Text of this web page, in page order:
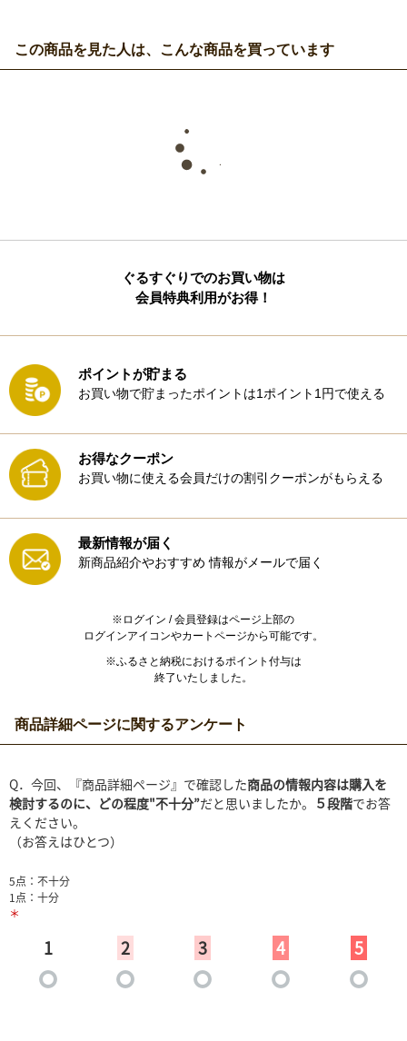
この商品を見た人は、こんな商品を買っています
ぐるすぐりでのお買い物は
会員特典利用がお得！
ポイントが貯まる
お買い物で貯まったポイントは1ポイント1円で使える
お得なクーポン
お買い物に使える会員だけの割引クーポンがもらえる
最新情報が届く
新商品紹介やおすすめ 情報がメールで届く
※ログイン / 会員登録はページ上部の
ログインアイコンやカートページから可能です。
※ふるさと納税におけるポイント付与は
終了いたしました。
商品詳細ページに関するアンケート